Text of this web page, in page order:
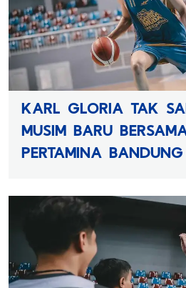
KARL GLORIA TAK
MUSIM BARU
PERTAMINA BANDUNG